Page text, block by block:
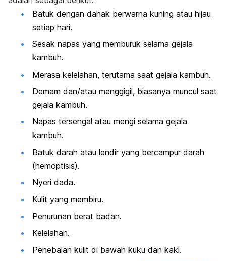
Batuk dengan dahak berwarna kuning atau hijau
setiap hari.
Sesak napas yang memburuk selama gejala
kambuh.
Merasa kelelahan, terutama saat gejala kambuh.
Demam dan/atau menggigil, biasanya muncul saat
gejala kambuh.
Napas tersengal atau mengi selama gejala
kambuh.
Batuk darah atau lendir yang bercampur darah
(hemoptisis).
Nyeri dada.
Kulit yang membiru.
Penurunan berat badan.
Kelelahan.
Penebalan kulit di bawah kuku dan kaki.